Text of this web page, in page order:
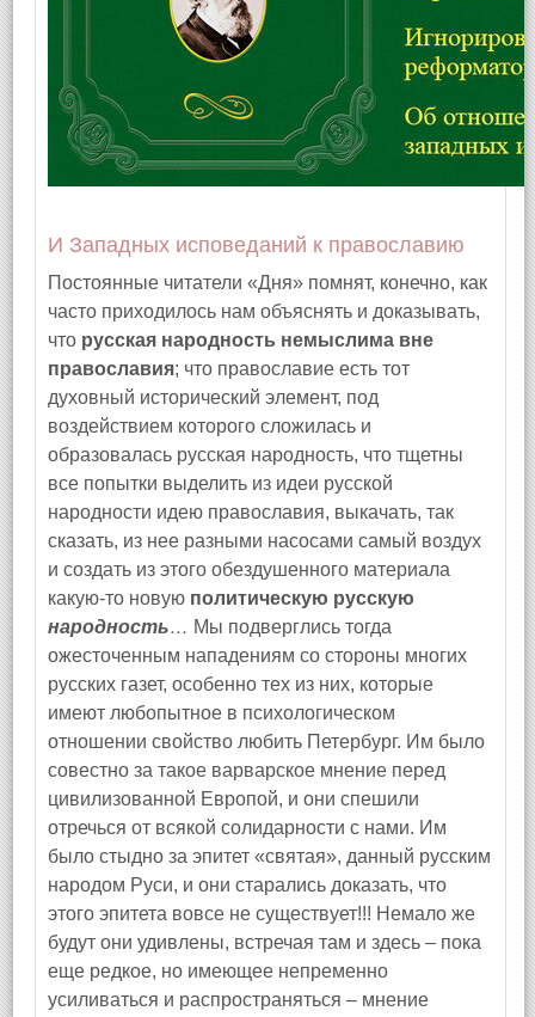
И Западных исповеданий к православию
Постоянные читатели «Дня» помнят, конечно, как
часто приходилось нам объяснять и доказывать,
что русская народность немыслима вне
православия; что православие есть тот
духовный исторический элемент, под
воздействием которого сложилась и
образовалась русская народность, что тщетны
все попытки выделить из идеи русской
народности идею православия, выкачать, так
сказать, из нее разными насосами самый воздух
и создать из этого обездушенного материала
какую‑то новую политическую русскую
народность… Мы подверглись тогда
ожесточенным нападениям со стороны многих
русских газет, особенно тех из них, которые
имеют любопытное в психологическом
отношении свойство любить Петербург. Им было
совестно за такое варварское мнение перед
цивилизованной Европой, и они спешили
отречься от всякой солидарности с нами. Им
было стыдно за эпитет «святая», данный русским
народом Руси, и они старались доказать, что
этого эпитета вовсе не существует!!! Немало же
будут они удивлены, встречая там и здесь – пока
еще редкое, но имеющее непременно
усиливаться и распространяться – мнение